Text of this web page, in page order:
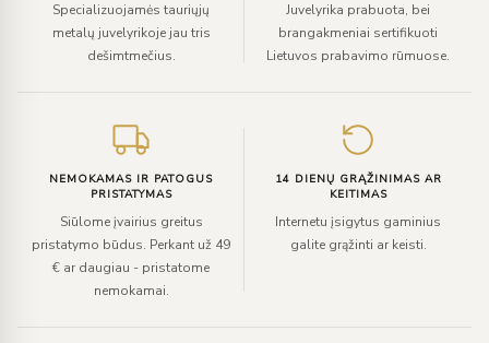
Specializuojamės tauriųjų
metalų juvelyrikoje jau tris
dešimtmečius.
Juvelyrika prabuota, bei
brangakmeniai sertifikuoti
Lietuvos prabavimo rūmuose.
NEMOKAMAS IR PATOGUS
PRISTATYMAS
Siūlome įvairius greitus
pristatymo būdus. Perkant už 49
€ ar daugiau - pristatome
nemokamai.
14 DIENŲ GRĄŽINIMAS AR
KEITIMAS
Internetu įsigytus gaminius
galite grąžinti ar keisti.